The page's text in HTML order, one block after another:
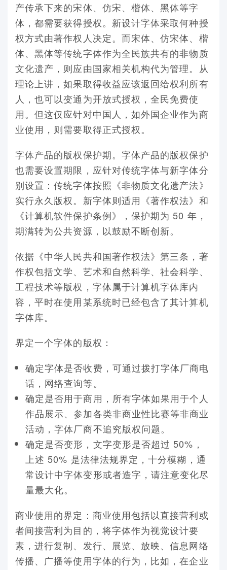
产传承下来的宋体、仿宋、楷体、黑体等字
体，都需要获得授权。新设计字体采取何种授
权方式由著作权人决定。而宋体、仿宋体、楷
体、黑体等传统字体作为全民族共有的非物质
文化遗产，则应由国家相关机构代为管理。从
理论上讲，如果取得收益应该返回给权利所有
人，也可以变通为开放式授权，全民免费使
用。但这仅应针对中国人，如外国企业作为商
业使用，则需要取得正式授权。
字体产品的版权保护期。字体产品的版权保护
也需要设置期限，应针对传统字体与新字体分
别设置：传统字体按照《非物质文化遗产法》
实行永久版权。新字体则适用《著作权法》和
《计算机软件保护条例》，保护期为 50 年，
期满转为公共资源，以鼓励不断创新。
依据《中华人民共和国著作权法》第三条，著
作权包括文学、艺术和自然科学、社会科学、
工程技术等版权，字体属于计算机字体库内
容，平时在使用某系统时已经包含了其计算机
字体库。
界定一个字体的版权：
确定字体是否收费，可通过拨打字体厂商电
话，网络查询等。
确定是否用于商用，所有字体如果用于个人
作品展示、参加各类非商业性比赛等非商业
活动，字体厂商不追究版权问题。
确定是否变形，文字变形是否超过 50%，
上述 50% 是法律法规界定，十分模糊，通
常设计中字体变形或者造字，请注意变化尽
量最大化。
商业使用的界定：商业使用包括以直接营利或
者间接营利为目的，将字体作为视觉设计要
素，进行复制、发行、展览、放映、信息网络
传播、广播等使用字体的行为，比如，在企业